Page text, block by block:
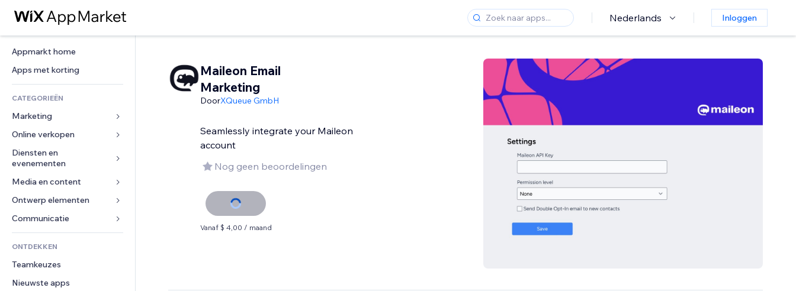
Nederlands Inloggen
Appmarkt home
Apps met korting
CATEGORIEËN
Marketing
Advertenties
Mobiel
Analytics
Social media
SEO
Betrokkenheid
Websitevermeldingen
E-mail
Conversie
Online verkopen
Apps voor webshops
Verzending en levering
Verkoopknoppen
Online cursussen
Print on demand
Boekhouding
Coupons en loyaliteit
Opslagoplossingen
Dropshipping
Diensten en
evenementen
Hotels
Evenementen
Restaurants
Vastgoed
Boekingen
Media en content
Galerij
Muziek
Podcasts
Fotografie
Video
PDF
Ontwerp elementen
Kaarten en navigatie
Privacy en beveiliging
Ontime
Pagina templates
Afbeeldingseffecten
Formulieren
Enquêtes
Chat
ONTDEKKEN
Teamkeuzes
Nieuwste apps
Maileon Email
Marketing
DoorXQueue GmbH
Seamlessly integrate your Maileon
account
Nog geen beoordelingen
Vanaf $ 4,00 / maand